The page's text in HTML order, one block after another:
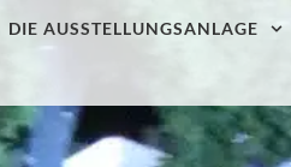
DIE AUSSTELLUNGSANLAGE